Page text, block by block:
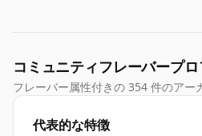
コミュニティフレーバープ
フレーバー属性付きの 354 件のアー
代表的な特徴